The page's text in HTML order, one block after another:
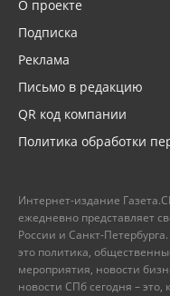
О проекте
Подписка
Реклама
Письмо в редакцию
QR код компании
Политика обработки
Интернет-издание
ежедневно представляет
России и Санкт-
это политика,
мероприятия, новости
новости СПб сегодня – это,